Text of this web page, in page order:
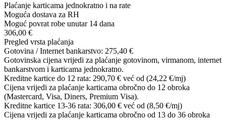
Plaćanje karticama jednokratno i na rate
Moguća dostava za RH
Moguć povrat robe unutar 14 dana
306,00 €
Pregled vrsta plaćanja
Gotovina / Internet bankarstvo: 275,40 €
Gotovinska cijena vrijedi za plaćanje gotovinom, virmanom, internet
bankarstvom i karticama jednokratno.
Kreditne kartice do 12 rata: 290,70 € već od (24,22 €/mj)
Cijena vrijedi za plaćanje karticama obročno do 12 obroka
(Mastercard, Visa, Diners, Premium Visa).
Kreditne kartice 13-36 rata: 306,00 € već od (8,50 €/mj)
Cijena vrijedi za plaćanje karticama obročno od 13 do 36 obroka